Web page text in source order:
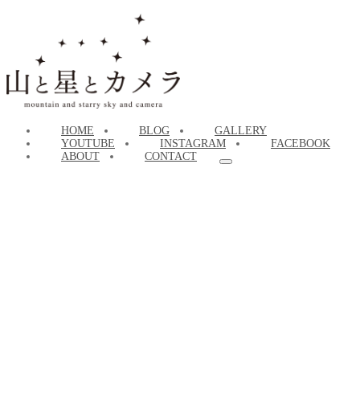
HOME BLOG
GALLERY
YOUTUBE
INSTAGRAM
FACEBOOK
ABOUT
CONTACT